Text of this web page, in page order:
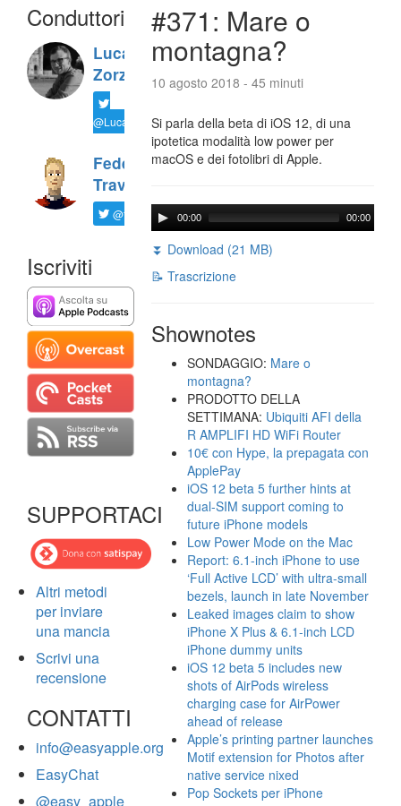
Conduttori
Luca
Zorzi
@LucaTNT
Federico
Travaini
@ftrava
Iscriviti
SUPPORTACI
Altri metodi
per inviare
una mancia
Scrivi una
recensione
CONTATTI
info@easyapple.org
EasyChat
@easy_apple
#371: Mare o
montagna?
10 agosto 2018 - 45 minuti
Si parla della beta di iOS 12, di una
ipotetica modalità low power per
macOS e dei fotolibri di Apple.
00:00 00:00
⏬ Download (21 MB)
📝 Trascrizione
Shownotes
SONDAGGIO: Mare o
montagna?
PRODOTTO DELLA
SETTIMANA: Ubiquiti AFI della
R AMPLIFI HD WiFi Router
10€ con Hype, la prepagata con
ApplePay
iOS 12 beta 5 further hints at
dual-SIM support coming to
future iPhone models
Low Power Mode on the Mac
Report: 6.1-inch iPhone to use
‘Full Active LCD’ with ultra-small
bezels, launch in late November
Leaked images claim to show
iPhone X Plus & 6.1-inch LCD
iPhone dummy units
iOS 12 beta 5 includes new
shots of AirPods wireless
charging case for AirPower
ahead of release
Apple’s printing partner launches
Motif extension for Photos after
native service nixed
Pop Sockets per iPhone